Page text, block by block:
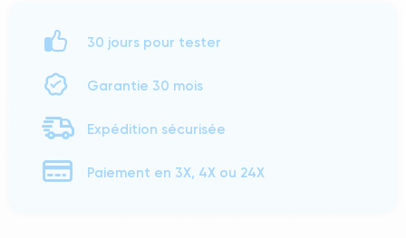
30 jours pour tester
Garantie 30 mois
Expédition sécurisée
Paiement en 3X, 4X ou 24X